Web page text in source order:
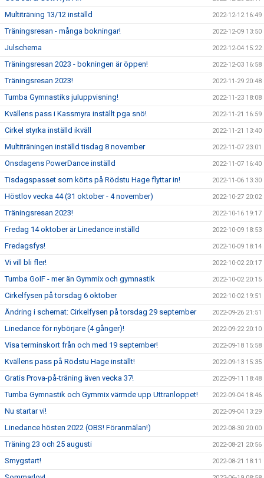
Multiträning 13/12 inställd 2022-12-12 16:49
Träningsresan - många bokningar! 2022-12-09 13:50
Julschema 2022-12-04 15:22
Träningsresan 2023 - bokningen är öppen! 2022-12-03 16:58
Träningsresan 2023! 2022-11-29 20:48
Tumba Gymnastiks juluppvisning! 2022-11-23 18:08
Kvällens pass i Kassmyra inställt pga snö! 2022-11-21 16:59
Cirkel styrka inställd ikväll 2022-11-21 13:40
Multiträningen inställd tisdag 8 november 2022-11-07 23:01
Onsdagens PowerDance inställd 2022-11-07 16:40
Tisdagspasset som körts på Rödstu Hage flyttar in! 2022-11-06 13:30
Höstlov vecka 44 (31 oktober - 4 november) 2022-10-27 20:02
Träningsresan 2023! 2022-10-16 19:17
Fredag 14 oktober är Linedance inställd 2022-10-09 18:53
Fredagsfys! 2022-10-09 18:14
Vi vill bli fler! 2022-10-02 20:17
Tumba GoIF - mer än Gymmix och gymnastik 2022-10-02 20:15
Cirkelfysen på torsdag 6 oktober 2022-10-02 19:51
Ändring i schemat: Cirkelfysen på torsdag 29 september 2022-09-26 21:51
Linedance för nybörjare (4 gånger)! 2022-09-22 20:10
Visa terminskort från och med 19 september! 2022-09-18 15:58
Kvällens pass på Rödstu Hage inställt! 2022-09-13 15:35
Gratis Prova-på-träning även vecka 37! 2022-09-11 18:48
Tumba Gymnastik och Gymmix värmde upp Uttranloppet! 2022-09-04 18:46
Nu startar vi! 2022-09-04 13:29
Linedance hösten 2022 (OBS! Föranmälan!) 2022-08-30 20:00
Träning 23 och 25 augusti 2022-08-21 20:56
Smygstart! 2022-08-21 18:11